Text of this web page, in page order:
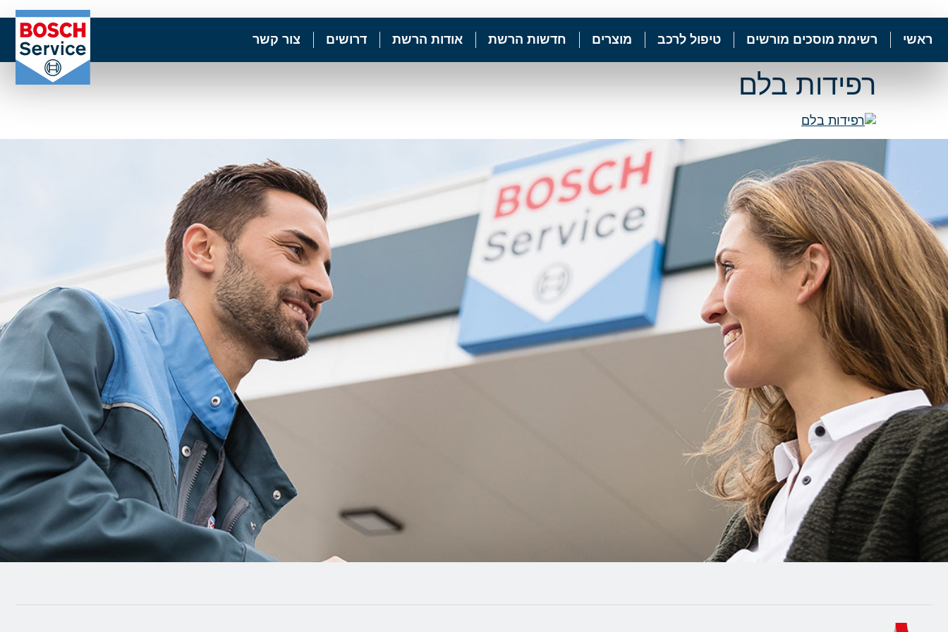
ראשי רשימת מוסכים מורשים טיפול לרכב מוצרים חדשות הרשת אודות הרשת דרושים צור קשר
רפידות בלם